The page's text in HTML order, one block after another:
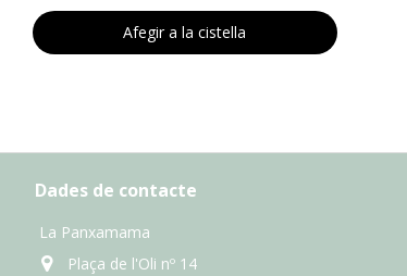
Afegir a la cistella
Dades de contacte
La Panxamama
Plaça de l'Oli nº 14